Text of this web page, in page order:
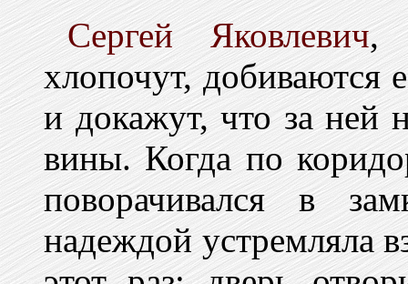
Сергей Яковлевич,
хлопочут, добиваются
и докажут, что за ней
вины. Когда по
поворачивался в
надеждой устремляла